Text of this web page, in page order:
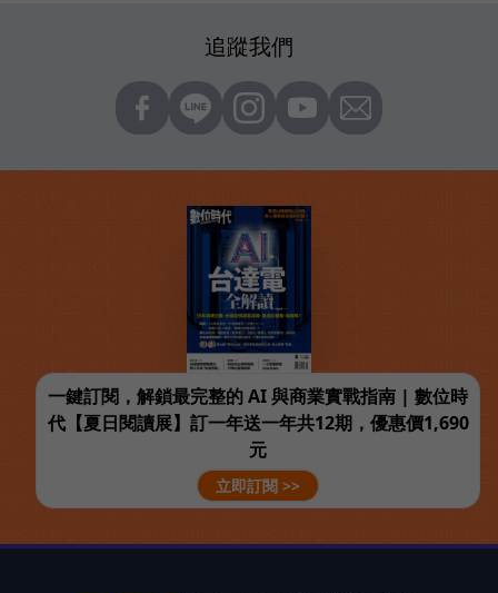
追蹤我們
一鍵訂閱，解鎖最完整的 AI 與商業實戰指南 | 數位時
代【夏日閱讀展】訂一年送一年共12期，優惠價1,690
元
立即訂閱 >>